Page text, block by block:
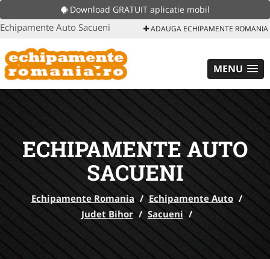
Download GRATUIT aplicatie mobil
Echipamente Auto Sacueni ADAUGA ECHIPAMENTE ROMANIA
MENU
ECHIPAMENTE AUTO
SACUENI
Echipamente Romania / Echipamente Auto /
Judet Bihor / Sacueni /